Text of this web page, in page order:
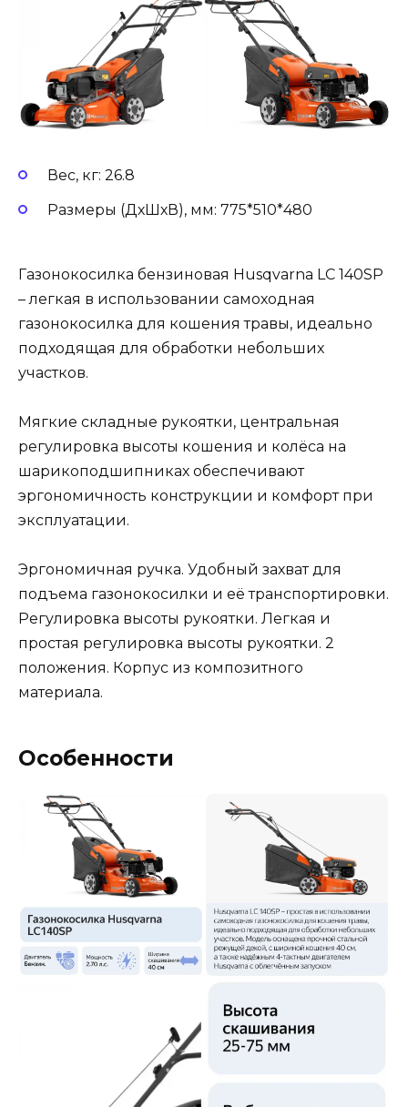
Вес, кг: 26.8
Размеры (ДхШхВ), мм: 775*510*480
Газонокосилка бензиновая Husqvarna LC 140SP
– легкая в использовании самоходная
газонокосилка для кошения травы, идеально
подходящая для обработки небольших
участков.
Мягкие складные рукоятки, центральная
регулировка высоты кошения и колёса на
шарикоподшипниках обеспечивают
эргономичность конструкции и комфорт при
эксплуатации.
Эргономичная ручка. Удобный захват для
подъема газонокосилки и её транспортировки.
Регулировка высоты рукоятки. Легкая и
простая регулировка высоты рукоятки. 2
положения. Корпус из композитного
материала.
Особенности